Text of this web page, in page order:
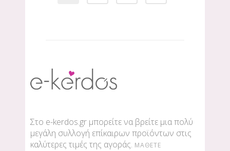
Στο e-kerdos.gr μπορείτε να βρείτε μια πολύ
μεγάλη συλλογή επίκαιρων προϊόντων στις
καλύτερες τιμές της αγοράς. ΜΆΘΕΤΕ